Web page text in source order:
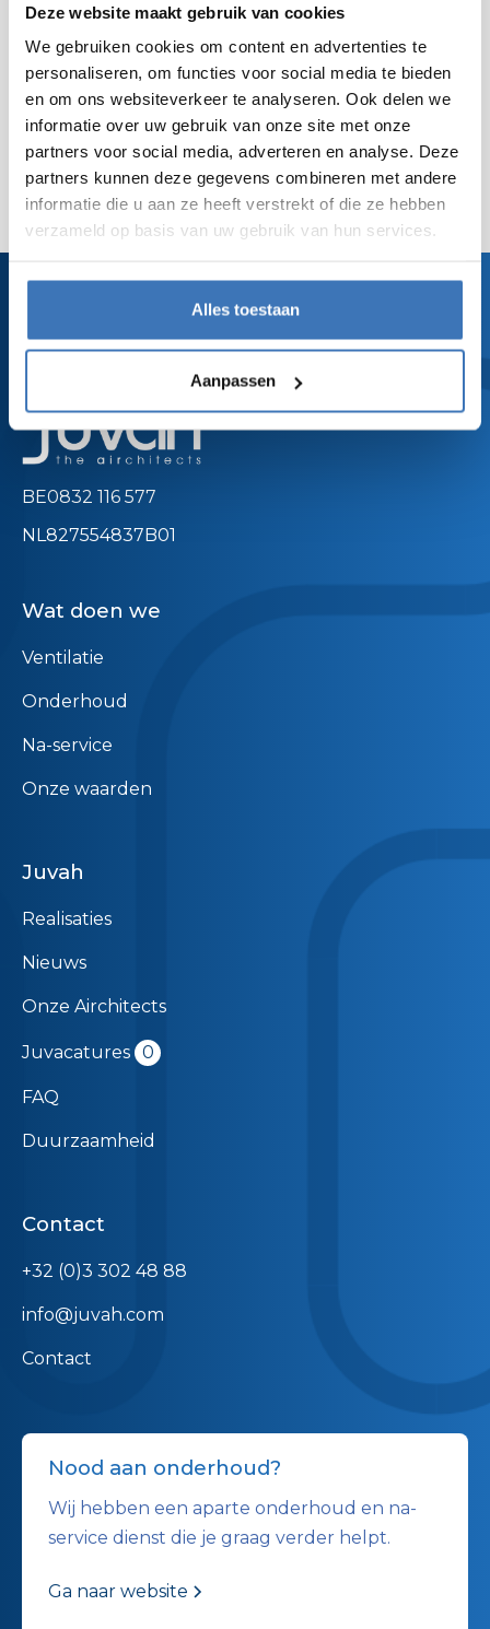
Deze website maakt gebruik van cookies
We gebruiken cookies om content en advertenties te
personaliseren, om functies voor social media te bieden
en om ons websiteverkeer te analyseren. Ook delen we
informatie over uw gebruik van onze site met onze
partners voor social media, adverteren en analyse. Deze
partners kunnen deze gegevens combineren met andere
informatie die u aan ze heeft verstrekt of die ze hebben
verzameld op basis van uw gebruik van hun services.
Alles toestaan
Aanpassen
gaat, maar ook om gericht te blijven verbeteren.
Onze ambitie stopt niet bij ventilatie-expert zijn;
we willen ook een werkgever zijn die voorop
loopt in werkplekcultuur.”
BE0832 116 577
NL827554837B01
Wat doen we
Ventilatie
Onderhoud
Na-service
Onze waarden
Juvah
Realisaties
Nieuws
Onze Airchitects
Juvacatures 0
FAQ
Duurzaamheid
Contact
+32 (0)3 302 48 88
info@juvah.com
Contact
Nood aan onderhoud?
Wij hebben een aparte onderhoud en na-
service dienst die je graag verder helpt.
Ga naar website